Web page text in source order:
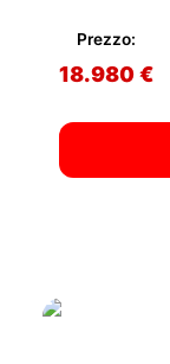
Prezzo:
18.980 €